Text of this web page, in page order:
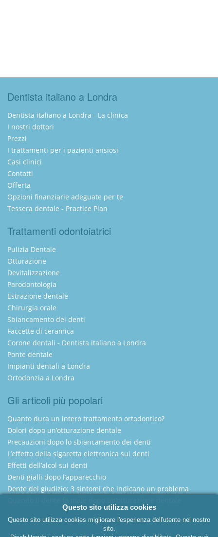
Dentista italiano a Londra
Dentista italiano a Londra - La clinica
I nostri dottori
Prezzi
I trattamenti per i pazienti ansiosi
Casi clinici
Contatti
Offerta
Opzioni finanziarie adeguate per te
Tessera dentale - Practice Plan
Trattamenti odontoiatrici
Pulizia Dentale
Otturazione
Devitalizzazione
Parodontologia
Estrazione dentale
Chirurgia orale
Sbiancamento dei denti
Faccette di ceramica
Corone dentali - Dentista italiano a Londra
Ponte dentale
Impianti dentali a Londra
Ortodonzia a Londra
Gli articoli più popolari
Quanto dura un intero trattamento ortodontico?
Dolori dopo un’otturazione dentale
Precauzioni dopo lo sbiancamento dei denti
L’effetto della sigaretta elettronica sui denti
Effetti dell’alcol sui denti
Denti gialli dopo l’apparecchio
Dente del giudizio: 3 sintomi che indicano un problema
Questo sito utilizza cookies
Questo sito utilizza cookies migliorare l'esperienza dell'utente nel nostro
sito.